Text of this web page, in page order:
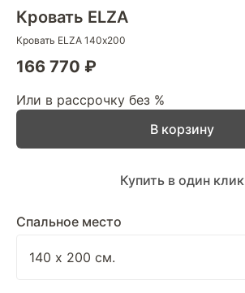
Кровать ELZA
Кровать ELZA 140х200
166 770 ₽
Или в рассрочку без %
Спальное место
В корзину
Купить в один клик